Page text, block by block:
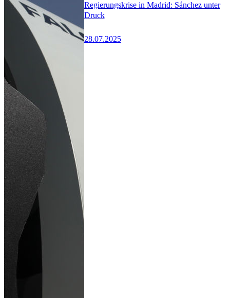
Regierungskrise in Madrid: Sánchez unter
Druck
28.07.2025